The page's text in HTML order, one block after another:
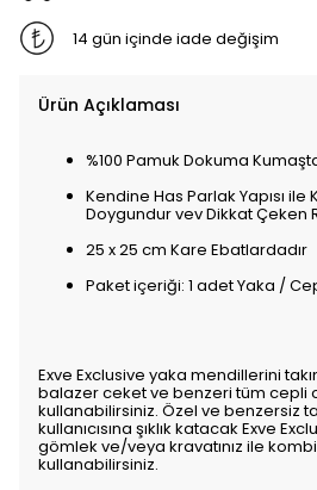
14 gün içinde iade değişim
Ürün Açıklaması
%100 Pamuk Dokuma
Kendine Has Parlak Yapısı ile
Doygundur vev Dikkat Çeken
25 x 25 cm Kare Ebatlardadır
Paket içeriği: 1 adet Yaka /
Exve Exclusive yaka mendillerini
balazer ceket ve benzeri tüm cepli
kullanabilirsiniz. Özel ve benzersiz
kullanıcısına şıklık katacak Exve
gömlek ve/veya kravatınız ile
kullanabilirsiniz.